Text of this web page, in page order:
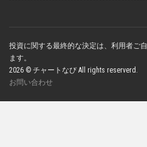
投資に関する最終的な決定は、利用者ご
ます。
2026 © チャートなび All rights reserverd.
お問い合わせ